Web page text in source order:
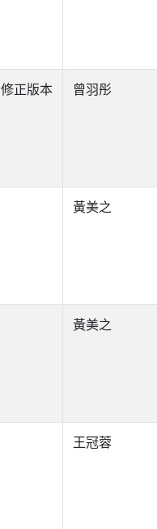
修正版本 曾羽彤
黃美之
黃美之
王冠蓉